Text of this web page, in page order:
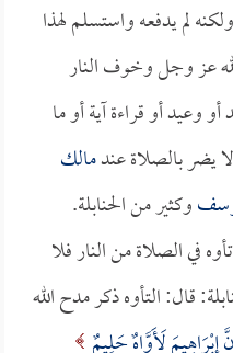
لم يدفعه واستسلم لهذا
عز وجل وخوف النار
أو وعيد أو قراءة آية أو ما
يضر بالصلاة عندمالك
وكثير من الحنابلة.
في الصلاة من النار فلا
قال: التأوه ذكر مدح الله